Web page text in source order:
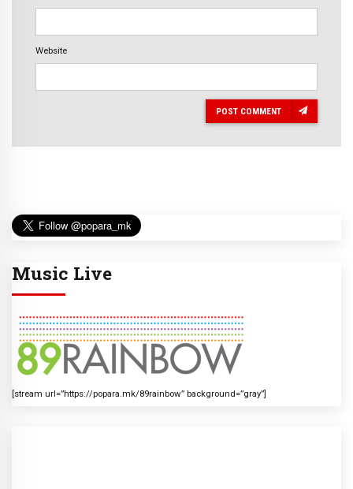
Website
POST COMMENT
Music Live
[stream url=”https://popara.mk/89rainbow” background=”gray”]